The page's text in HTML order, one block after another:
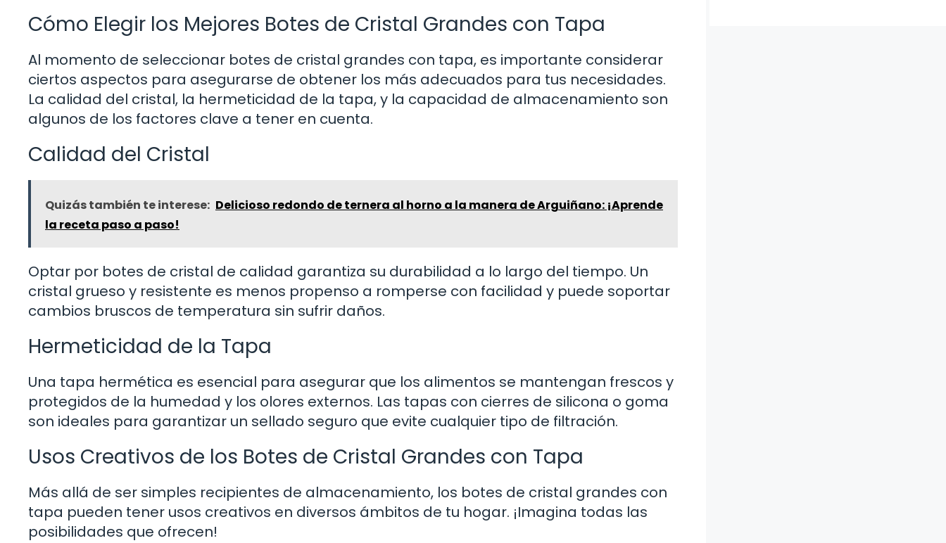
Cómo Elegir los Mejores Botes de Cristal Grandes con Tapa
Al momento de seleccionar botes de cristal grandes con tapa, es importante considerar
ciertos aspectos para asegurarse de obtener los más adecuados para tus necesidades.
La calidad del cristal, la hermeticidad de la tapa, y la capacidad de almacenamiento son
algunos de los factores clave a tener en cuenta.
Calidad del Cristal
Quizás también te interese: Delicioso redondo de ternera al horno a la manera de Arguiñano: ¡Aprende
la receta paso a paso!
Optar por botes de cristal de calidad garantiza su durabilidad a lo largo del tiempo. Un
cristal grueso y resistente es menos propenso a romperse con facilidad y puede soportar
cambios bruscos de temperatura sin sufrir daños.
Hermeticidad de la Tapa
Una tapa hermética es esencial para asegurar que los alimentos se mantengan frescos y
protegidos de la humedad y los olores externos. Las tapas con cierres de silicona o goma
son ideales para garantizar un sellado seguro que evite cualquier tipo de filtración.
Usos Creativos de los Botes de Cristal Grandes con Tapa
Más allá de ser simples recipientes de almacenamiento, los botes de cristal grandes con
tapa pueden tener usos creativos en diversos ámbitos de tu hogar. ¡Imagina todas las
posibilidades que ofrecen!